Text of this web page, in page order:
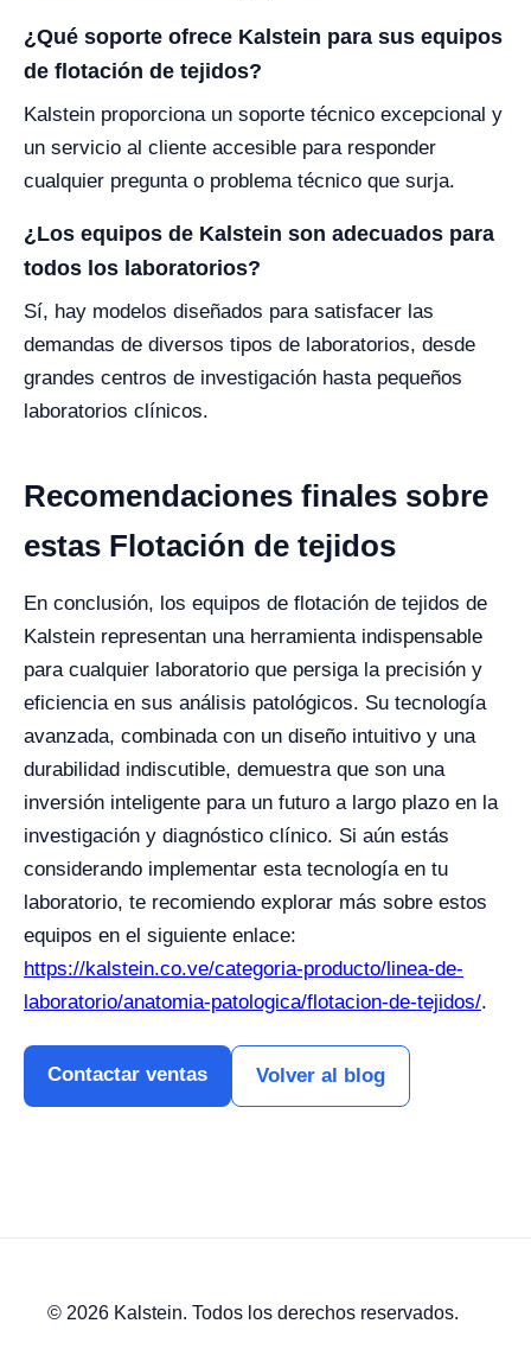
¿Qué soporte ofrece Kalstein para sus equipos
de flotación de tejidos?
Kalstein proporciona un soporte técnico excepcional y
un servicio al cliente accesible para responder
cualquier pregunta o problema técnico que surja.
¿Los equipos de Kalstein son adecuados para
todos los laboratorios?
Sí, hay modelos diseñados para satisfacer las
demandas de diversos tipos de laboratorios, desde
grandes centros de investigación hasta pequeños
laboratorios clínicos.
Recomendaciones finales sobre
estas Flotación de tejidos
En conclusión, los equipos de flotación de tejidos de
Kalstein representan una herramienta indispensable
para cualquier laboratorio que persiga la precisión y
eficiencia en sus análisis patológicos. Su tecnología
avanzada, combinada con un diseño intuitivo y una
durabilidad indiscutible, demuestra que son una
inversión inteligente para un futuro a largo plazo en la
investigación y diagnóstico clínico. Si aún estás
considerando implementar esta tecnología en tu
laboratorio, te recomiendo explorar más sobre estos
equipos en el siguiente enlace:
https://kalstein.co.ve/categoria-producto/linea-de-
laboratorio/anatomia-patologica/flotacion-de-tejidos/.
Contactar ventas Volver al blog
© 2026 Kalstein. Todos los derechos reservados.